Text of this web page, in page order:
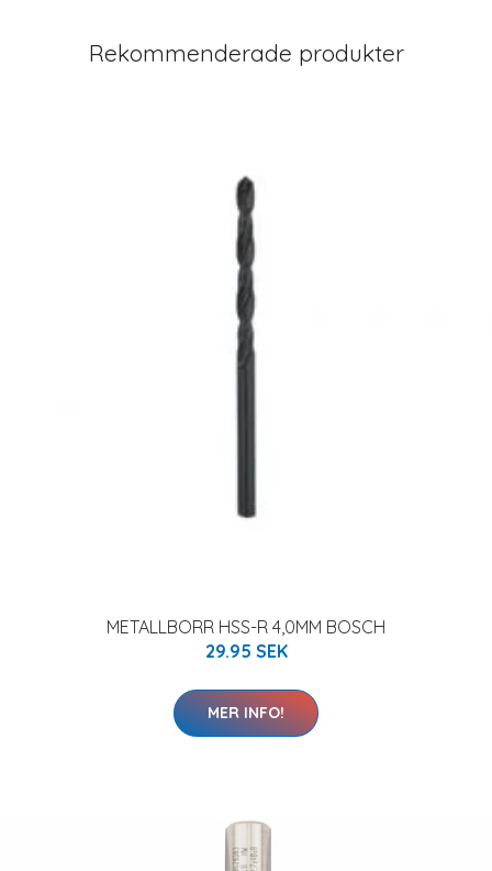
Rekommenderade produkter
METALLBORR HSS-R 4,0MM BOSCH
29.95 SEK
MER INFO!